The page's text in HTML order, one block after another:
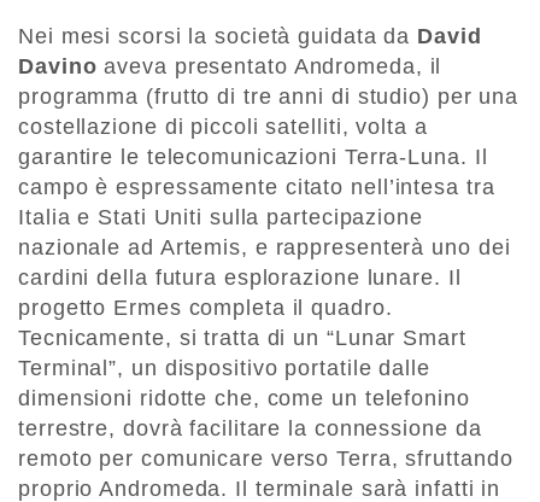
Nei mesi scorsi la società guidata da David
Davino aveva presentato Andromeda, il
programma (frutto di tre anni di studio) per una
costellazione di piccoli satelliti, volta a
garantire le telecomunicazioni Terra-Luna. Il
campo è espressamente citato nell’intesa tra
Italia e Stati Uniti sulla partecipazione
nazionale ad Artemis, e rappresenterà uno dei
cardini della futura esplorazione lunare. Il
progetto Ermes completa il quadro.
Tecnicamente, si tratta di un “Lunar Smart
Terminal”, un dispositivo portatile dalle
dimensioni ridotte che, come un telefonino
terrestre, dovrà facilitare la connessione da
remoto per comunicare verso Terra, sfruttando
proprio Andromeda. Il terminale sarà infatti in